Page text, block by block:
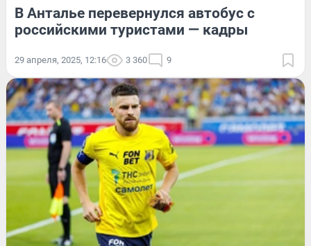
В Анталье перевернулся автобус с
российскими туристами — кадры
29 апреля, 2025, 12:16 3 360 9